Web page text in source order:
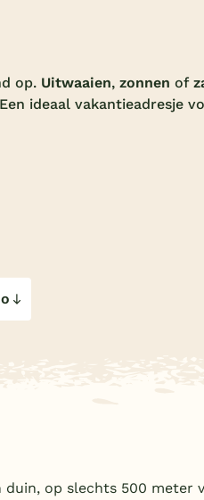
op. Uitwaaien, zonnen of
ideaal vakantieadresje
op slechts 500 meter